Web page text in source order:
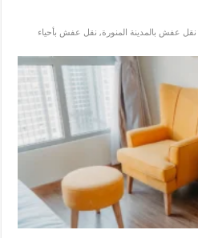
عفش بالمدينة المنورة, نقل عفش بأحياء